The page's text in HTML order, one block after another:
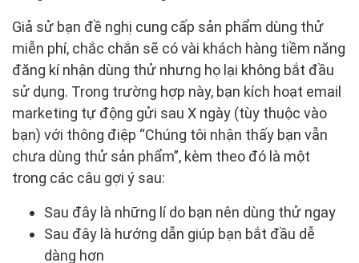
Giả sử bạn đề nghị cung cấp sản phẩm dùng thử
miễn phí, chắc chắn sẽ có vài khách hàng tiềm năng
đăng kí nhận dùng thử nhưng họ lại không bắt đầu
sử dụng. Trong trường hợp này, bạn kích hoạt email
marketing tự động gửi sau X ngày (tùy thuộc vào
bạn) với thông điệp “Chúng tôi nhận thấy bạn vẫn
chưa dùng thử sản phẩm”, kèm theo đó là một
trong các câu gợi ý sau:
Sau đây là những lí do bạn nên dùng thử ngay
Sau đây là hướng dẫn giúp bạn bắt đầu dễ
dàng hơn